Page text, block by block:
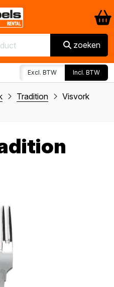
zoeken
Excl. BTW Incl. BTW
Tradition
Visvork